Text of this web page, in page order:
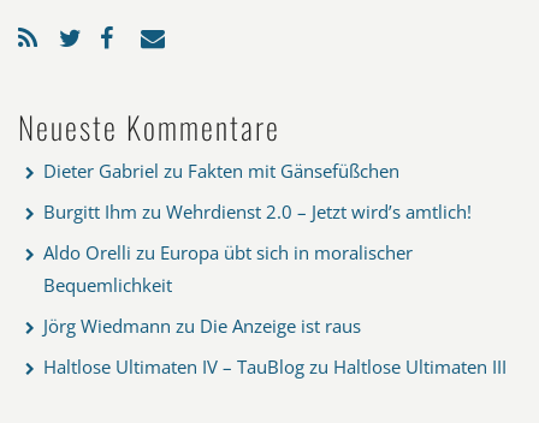
Neueste Kommentare
Dieter Gabriel zu Fakten mit Gänsefüßchen
Burgitt Ihm zu Wehrdienst 2.0 – Jetzt wird’s amtlich!
Aldo Orelli zu Europa übt sich in moralischer
Bequemlichkeit
Jörg Wiedmann zu Die Anzeige ist raus
Haltlose Ultimaten IV – TauBlog zu Haltlose Ultimaten III